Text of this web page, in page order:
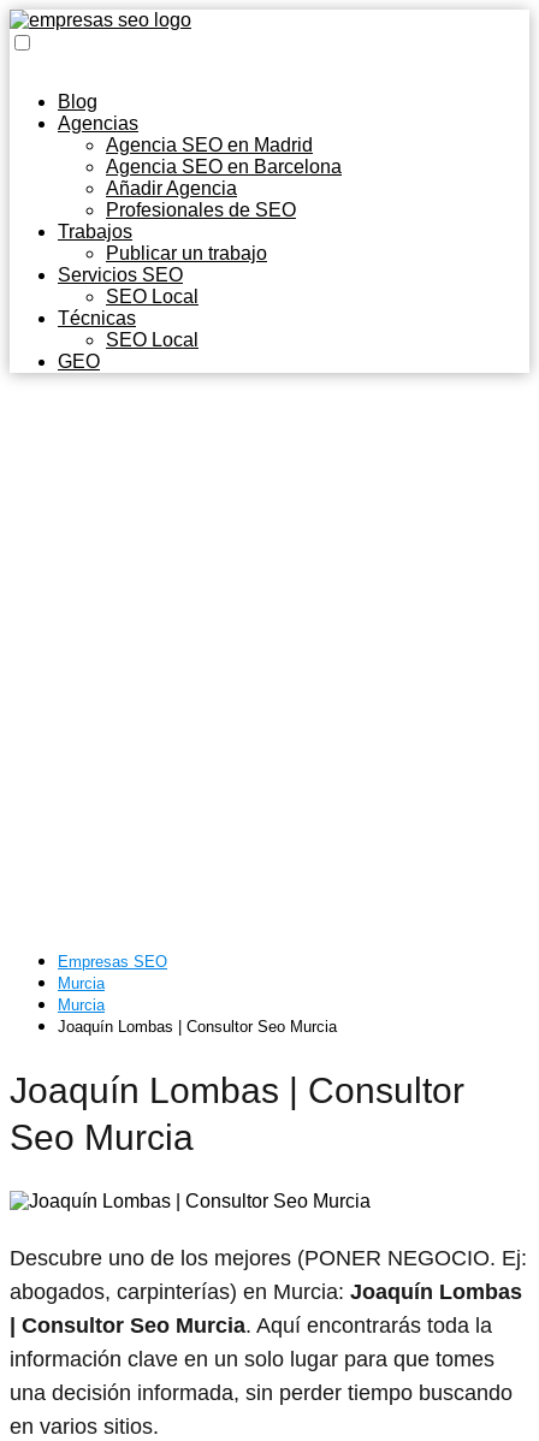
Blog
Agencias
Agencia SEO en Madrid
Agencia SEO en Barcelona
Añadir Agencia
Profesionales de SEO
Trabajos
Publicar un trabajo
Servicios SEO
SEO Local
Técnicas
SEO Local
GEO
Empresas SEO
Murcia
Murcia
Joaquín Lombas | Consultor Seo Murcia
Joaquín Lombas | Consultor
Seo Murcia
Descubre uno de los mejores (PONER NEGOCIO. Ej:
abogados, carpinterías) en Murcia: Joaquín Lombas
| Consultor Seo Murcia. Aquí encontrarás toda la
información clave en un solo lugar para que tomes
una decisión informada, sin perder tiempo buscando
en varios sitios.